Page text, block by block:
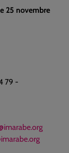
25 novembre
79 -